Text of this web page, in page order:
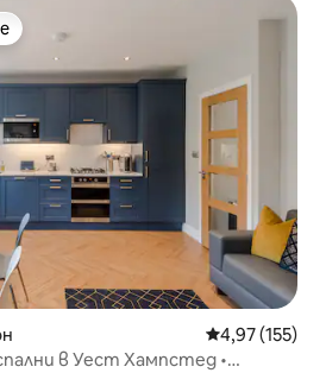
на гостите
Средна
4,97 (155)
в Уест Хампстед •